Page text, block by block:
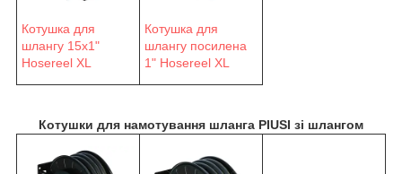
Котушка для
шлангу 15х1"
Hosereel XL
Котушка для
шлангу посилена
1" Hosereel XL
Котушки для намотування шланга PIUSI зі шлангом